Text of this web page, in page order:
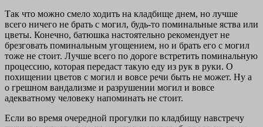
Так что можно смело ходить на кладбище днем, но лучше
всего ничего не брать с могил, будь-то поминальные яства или
цветы. Конечно, батюшка настоятельно рекомендует не
брезговать поминальным угощением, но и брать его с могил
тоже не стоит. Лучше всего по дороге встретить поминальную
процессию, которая передаст такую еду из рук в руки. О
похищении цветов с могил и вовсе речи быть не может. Ну а
о грешном вандализме и разрушении могил и вовсе
адекватному человеку напоминать не стоит.
Если во время очередной прогулки по кладбищу навстречу